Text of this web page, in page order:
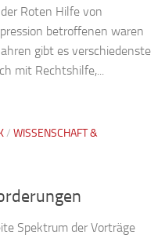
Roten Hilfe von
betroffenen waren
gibt es verschiedenste
mit Rechtshilfe,...
/ WISSENSCHAFT &
Spektrum der Vorträge